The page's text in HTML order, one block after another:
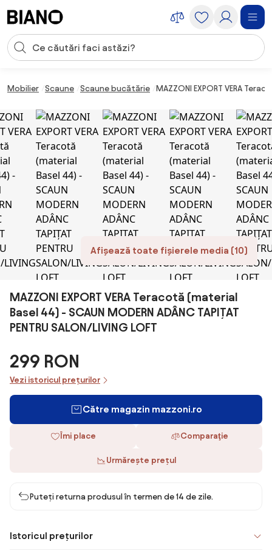
Introducerea căutării
Mobilier Scaune Scaune bucătărie MAZZONI EXPORT VERA
Afișează toate fișierele media (10)
MAZZONI EXPORT VERA Teracotă (material
Basel 44) - SCAUN MODERN ADÂNC TAPIȚAT
PENTRU SALON/LIVING LOFT
299 RON
Vezi istoricul prețurilor
Către magazin mazzoni.ro
Îmi place Comparaţie
Urmărește prețul
Puteți returna produsul în termen de 14 de zile.
Istoricul prețurilor